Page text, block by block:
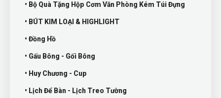
• Bộ Quà Tặng Hộp Cơm Văn Phòng Kém Túi Đựng
• BÚT KIM LOẠI & HIGHLIGHT
• Đồng Hồ
• Gấu Bông - Gối Bông
• Huy Chương - Cup
• Lịch Để Bàn - Lịch Treo Tường